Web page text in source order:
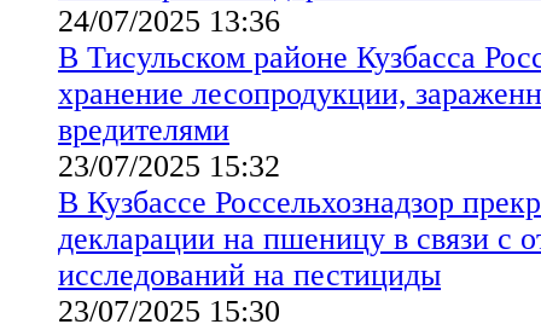
24/07/2025 13:36
В Тисульском районе Кузбасса
хранение лесопродукции,
вредителями
23/07/2025 15:32
В Кузбассе Россельхознадзор
декларации на пшеницу в связи с
исследований на пестициды
23/07/2025 15:30